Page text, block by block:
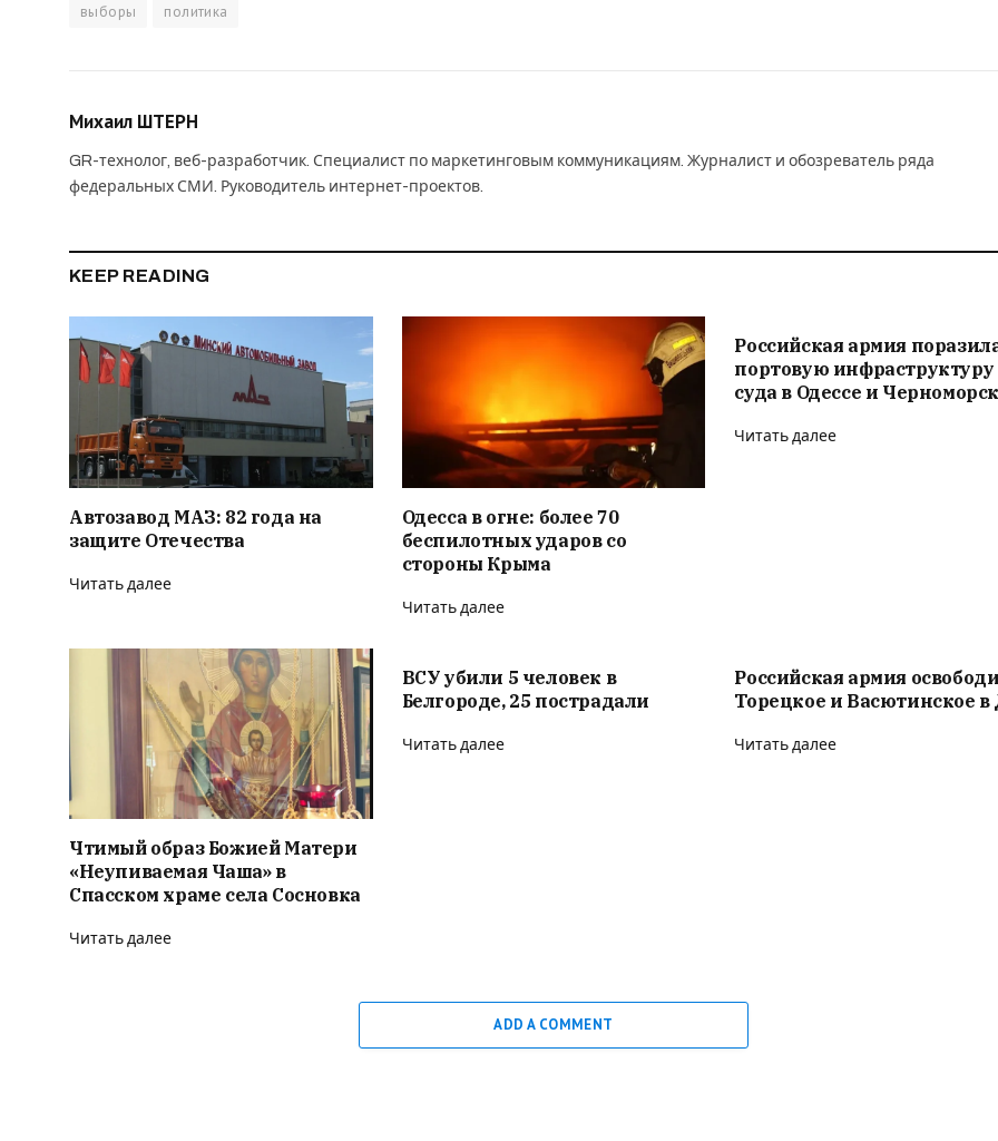
выборы политика
Михаил ШТЕРН
GR-технолог, веб-разработчик. Специалист по маркетинговым коммуникациям. Журналист и обозреватель ряда
федеральных СМИ. Руководитель интернет-проектов.
KEEP READING
Автозавод МАЗ: 82 года на
защите Отечества
Читать далее
Одесса в огне: более 70
беспилотных ударов со
стороны Крыма
Читать далее
Российская армия
портовую инфраструктуру
суда в Одессе и
Читать далее
Чтимый образ Божией Матери
«Неупиваемая Чаша» в
Спасском храме села Сосновка
Читать далее
ВСУ убили 5 человек в
Белгороде, 25 пострадали
Читать далее
Российская армия
Торецкое и Васютинское
Читать далее
ADD A COMMENT